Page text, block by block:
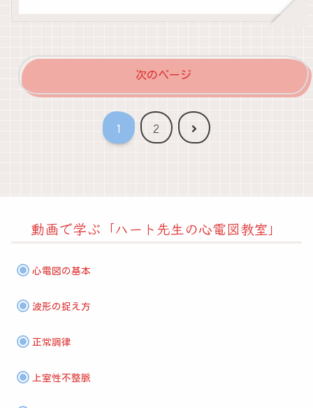
次のページ
1 2
次
動画で学ぶ「ハート先生の心電図教室」
心電図の基本
波形の捉え方
正常調律
上室性不整脈